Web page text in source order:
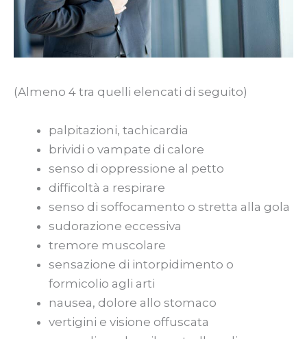
(Almeno 4 tra quelli elencati di seguito)
palpitazioni, tachicardia
brividi o vampate di calore
senso di oppressione al petto
difficoltà a respirare
senso di soffocamento o stretta alla gola
sudorazione eccessiva
tremore muscolare
sensazione di intorpidimento o
formicolio agli arti
nausea, dolore allo stomaco
vertigini e visione offuscata